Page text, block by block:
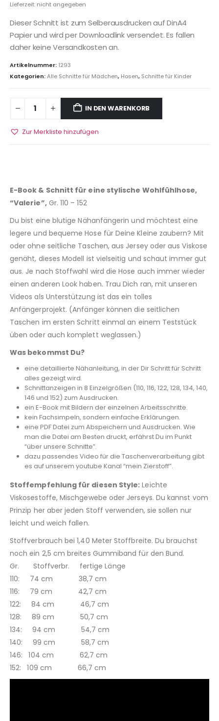
Lieferzeit: nicht angegeben
Dieser Schnitt ist zum Selberausdrucken auf DinA4
Papier und wird per Downloadlink versendet. Es fallen
daher keine Versandkosten an.
Artikelnummer: 1293
Kategorien:Alle Schnitte für Mädchen, Hosen, Schnitte für Kinder
IN DEN WARENKORB
Zur Merkliste hinzufügen
E-Book & Schnitt für eine stylische Wohlfühlhose,
“Valerie”,Gr. 110 – 152
Du bist eine blutige Nähanfängerin und möchtest eine
legere und bequeme Hose für Deine Kleine zaubern? Mit
oder ohne seitliche Taschen, aus Jersey oder aus Viskose
genäht, dieses Modell ist vielseitig und schaut immer gut
aus. Je nach Stoffwahl wird die Hose auch immer wieder
einen anderen Look haben. Trau Dich ran, mit unseren
Videos als Unterstützung ist das ein tolles
Anfängerprojekt. (Anfänger können die seitlichen
Taschen im ersten Schritt einmal an einem Teststück
üben oder auch komplett weglassen.)
Was bekommst Du?
eine detaillierte Nähanleitung, in der Dir Schritt für Schritt
alles gezeigt wird.
Schnittanzeigen in 8 Einzelgrößen (110, 116, 122, 128, 134, 140,
146 und 152) zum Ausdrucken.
ein E-Book mit Bildern der einzelnen Arbeitsschritte.
kein Fachsimpeln, sondern einfache Erklärungen.
eine PDF Datei zum Abspeichern und Ausdrucken. Wie
man die Datei am Besten druckt, erfährst Du im Punkt
“über unsere Schnitte”.
dazu passendes Video für die Taschenverarbeitung gibt
es auf unserem youtube Kanal “mein Zierstoff”.
Stoffempfehlung für diesen Style: Leichte
Viskosestoffe, Mischgewebe oder Jerseys. Du kannst vom
Prinzip her aber jeden Stoff verwenden, sie sollen nur
leicht und weich fallen.
Stoffverbrauch bei 1,40 Meter Stoffbreite. Du brauchst
noch ein 2,5 cm breites Gummiband für den Bund.
Gr. Stoffverbr. fertige Länge
110: 74 cm 38,7 cm
116: 79 cm 42,7 cm
122: 84 cm 46,7 cm
128: 89 cm 50,7 cm
134: 94 cm 54,7 cm
140: 99 cm 58,7 cm
146: 104 cm 62,7 cm
152: 109 cm 66,7 cm